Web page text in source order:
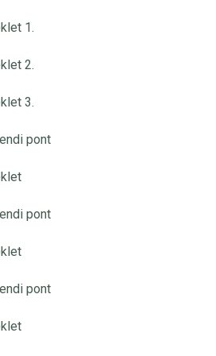
1.
2.
3.
pont
pont
pont